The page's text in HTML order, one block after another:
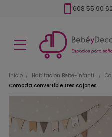
608 55 90
Inicio Habitacion Bebe-Infantil
Comoda convertible tres cajones